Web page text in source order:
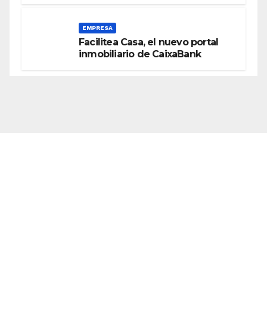
EMPRESA
Facilitea Casa, el nuevo portal
inmobiliario de CaixaBank